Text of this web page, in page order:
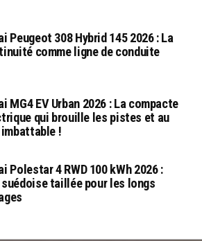
Peugeot 308 Hybrid 145 2026 : La
comme ligne de conduite
MG4 EV Urban 2026 : La compacte
qui brouille les pistes et au
!
Polestar 4 RWD 100 kWh 2026 :
suédoise taillée pour les longs